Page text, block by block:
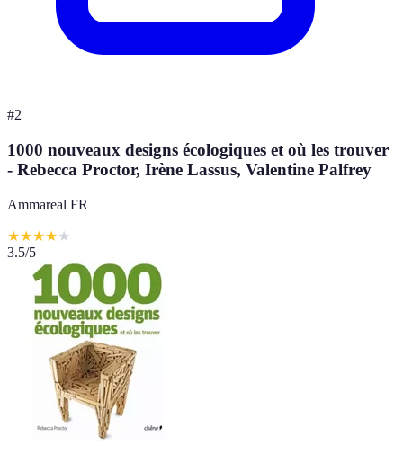
#2
1000 nouveaux designs écologiques et où les trouver
- Rebecca Proctor, Irène Lassus, Valentine Palfrey
Ammareal FR
★★★★★
3.5/5